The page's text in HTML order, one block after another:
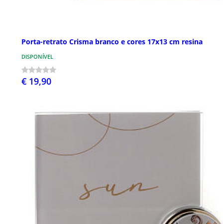
Porta-retrato Crisma branco e cores 17x13 cm resina
DISPONÍVEL
€ 19,90